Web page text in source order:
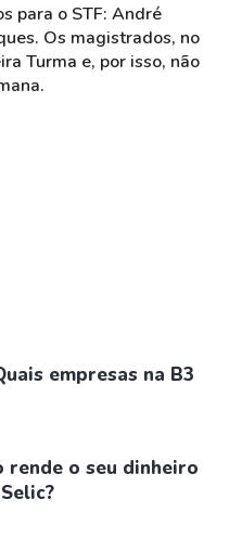
para o STF: André
Os magistrados, no
Turma e, por isso, não
empresas na B3
rende o seu dinheiro